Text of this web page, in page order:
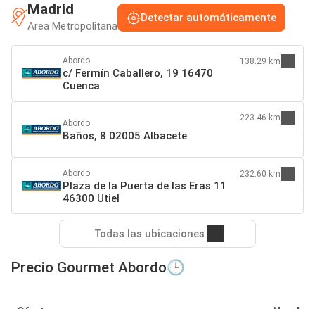
Madrid
Area Metropolitana
Detectar automáticamente
Abordo
c/ Fermín Caballero, 19 16470
Cuenca
138.29 km
Abordo
Baños, 8 02005 Albacete
223.46 km
Abordo
Plaza de la Puerta de las Eras 11
46300 Utiel
232.60 km
Todas las ubicaciones
Precio Gourmet Abordo🕒